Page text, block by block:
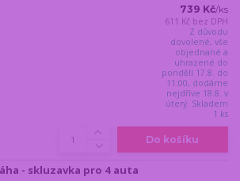
739 Kč/ks
611 Kč bez DPH
Z důvodu
dovolené, vše
objednané a
uhrazené do
pondělí 17.8. do
11:00, dodáme
nejdříve 18.8. v
úterý. Skladem
1 ks
Do košíku
- skluzavka pro 4 auta